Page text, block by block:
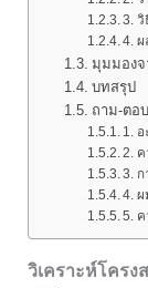
3. วิ
4.
มุมมองจ
บทสรุป
ถาม-ตอ
1.
2.
3. ก
4.
5.
วิเคราะห์โคร